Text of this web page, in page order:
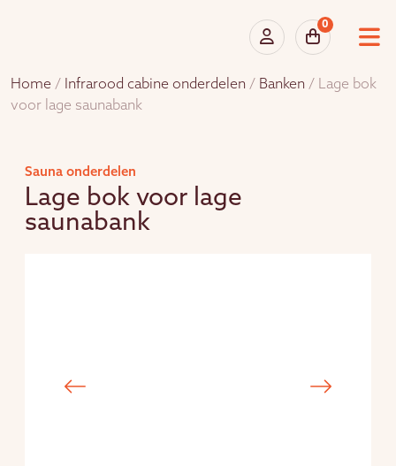
0
Home / Infrarood cabine onderdelen / Banken / Lage bok
voor lage saunabank
Sauna onderdelen
Lage bok voor lage
saunabank